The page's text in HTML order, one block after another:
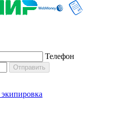
Телефон
Отправить